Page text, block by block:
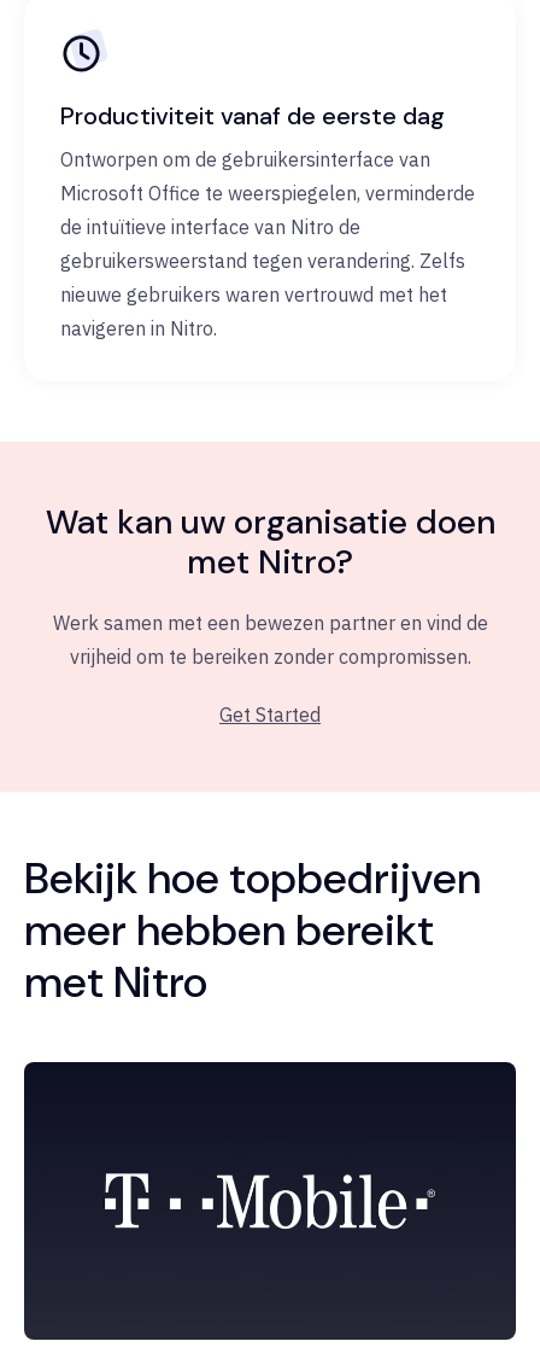
Productiviteit vanaf de eerste dag
Ontworpen om de gebruikersinterface van
Microsoft Office te weerspiegelen, verminderde
de intuïtieve interface van Nitro de
gebruikersweerstand tegen verandering. Zelfs
nieuwe gebruikers waren vertrouwd met het
navigeren in Nitro.
Wat kan uw organisatie doen
met Nitro?
Werk samen met een bewezen partner en vind de
vrijheid om te bereiken zonder compromissen.
Get Started
Bekijk hoe topbedrijven
meer hebben bereikt
met Nitro